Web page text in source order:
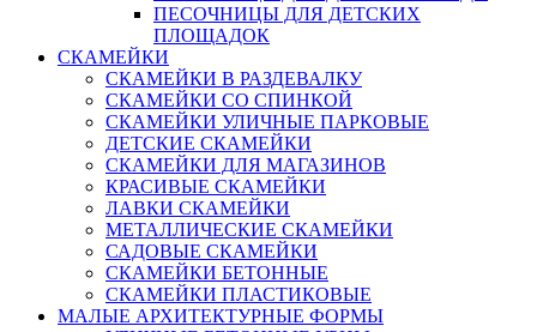
ПЕСОЧНИЦЫ ДЛЯ ДЕТСКИХ
ПЛОЩАДОК
СКАМЕЙКИ
СКАМЕЙКИ В РАЗДЕВАЛКУ
СКАМЕЙКИ СО СПИНКОЙ
СКАМЕЙКИ УЛИЧНЫЕ ПАРКОВЫЕ
ДЕТСКИЕ СКАМЕЙКИ
СКАМЕЙКИ ДЛЯ МАГАЗИНОВ
КРАСИВЫЕ СКАМЕЙКИ
ЛАВКИ СКАМЕЙКИ
МЕТАЛЛИЧЕСКИЕ СКАМЕЙКИ
САДОВЫЕ СКАМЕЙКИ
СКАМЕЙКИ БЕТОННЫЕ
СКАМЕЙКИ ПЛАСТИКОВЫЕ
МАЛЫЕ АРХИТЕКТУРНЫЕ ФОРМЫ